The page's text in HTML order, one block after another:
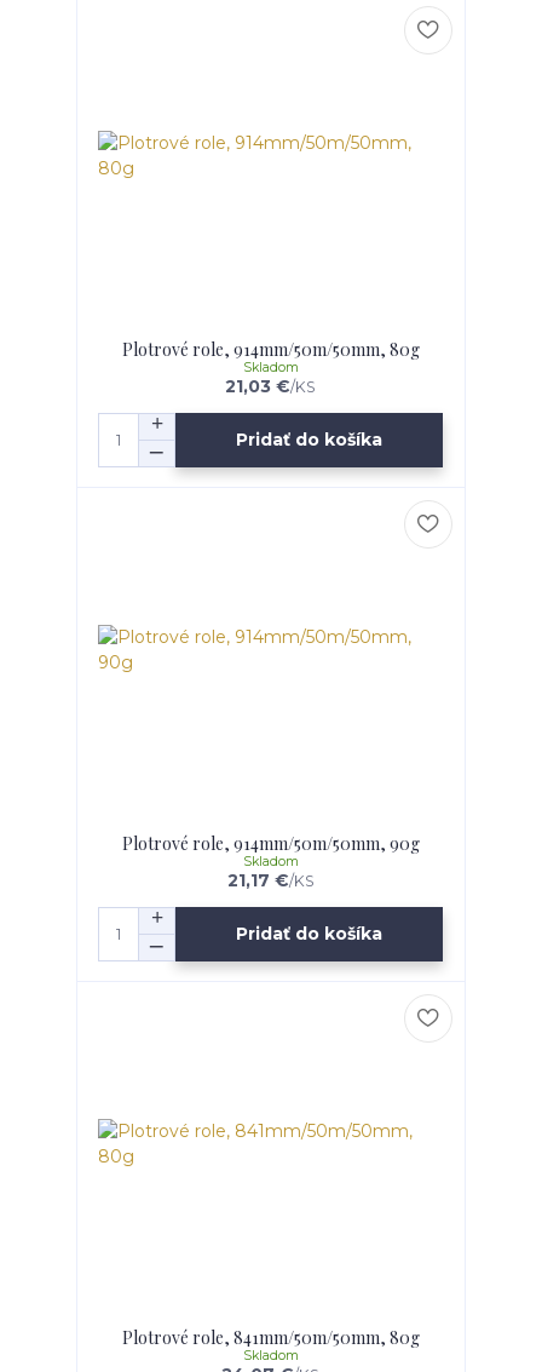
Plotrové role, 914mm/50m/50mm, 80g
21,03 €/KS
Skladom
Pridať do košíka
Plotrové role, 914mm/50m/50mm, 90g
21,17 €/KS
Skladom
Pridať do košíka
Plotrové role, 841mm/50m/50mm, 80g
Skladom